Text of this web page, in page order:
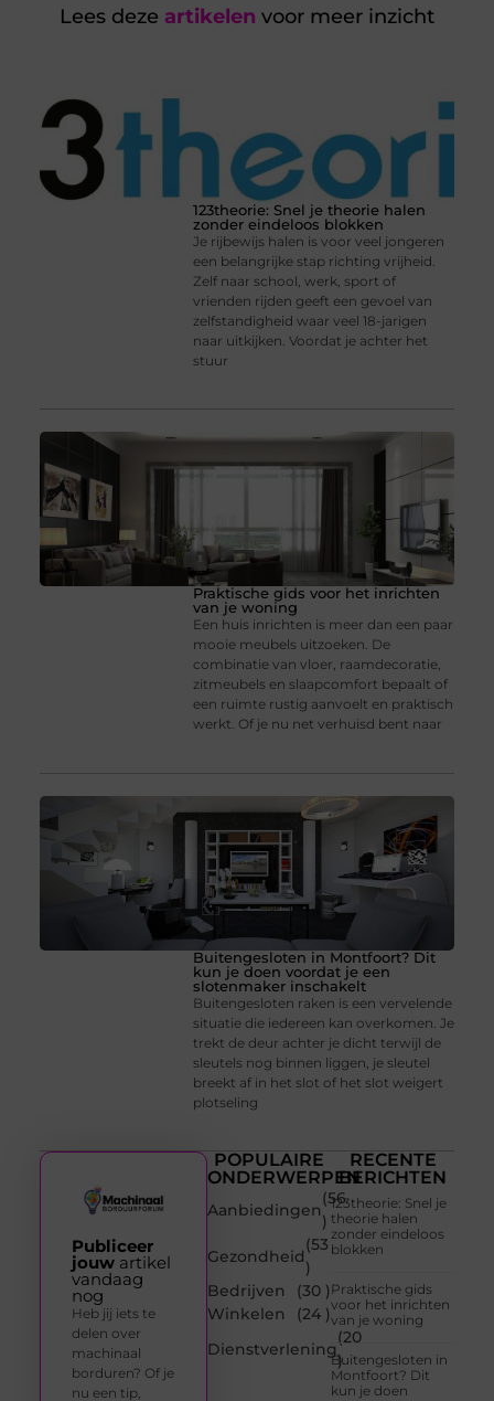
Lees deze artikelen voor meer inzicht
123theorie: Snel je theorie halen
zonder eindeloos blokken
Je rijbewijs halen is voor veel jongeren
een belangrijke stap richting vrijheid.
Zelf naar school, werk, sport of
vrienden rijden geeft een gevoel van
zelfstandigheid waar veel 18-jarigen
naar uitkijken. Voordat je achter het
stuur
Praktische gids voor het inrichten
van je woning
Een huis inrichten is meer dan een paar
mooie meubels uitzoeken. De
combinatie van vloer, raamdecoratie,
zitmeubels en slaapcomfort bepaalt of
een ruimte rustig aanvoelt en praktisch
werkt. Of je nu net verhuisd bent naar
Buitengesloten in Montfoort? Dit
kun je doen voordat je een
slotenmaker inschakelt
Buitengesloten raken is een vervelende
situatie die iedereen kan overkomen. Je
trekt de deur achter je dicht terwijl de
sleutels nog binnen liggen, je sleutel
breekt af in het slot of het slot weigert
plotseling
POPULAIRE
ONDERWERPEN
Aanbiedingen
(56
)
Gezondheid
(53
)
Bedrijven
(30 )
Winkelen
(24 )
Dienstverlening
(20
)
RECENTE
BERICHTEN
123theorie: Snel je
theorie halen
zonder eindeloos
blokken
Praktische gids
voor het inrichten
van je woning
Buitengesloten in
Montfoort? Dit
kun je doen
Publiceer
jouwartikel
vandaag
nog
Heb jij iets te
delen over
machinaal
borduren? Of je
nu een tip,